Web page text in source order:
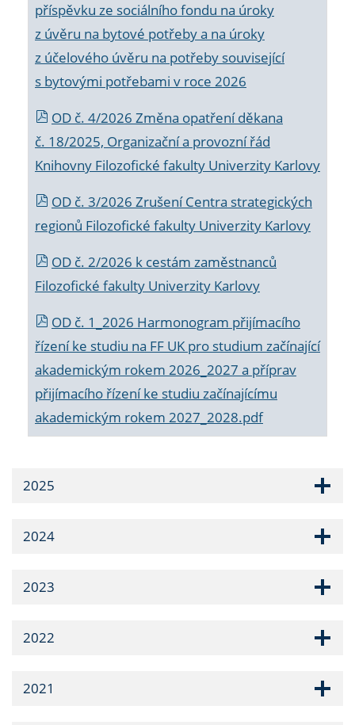
příspěvku ze sociálního fondu na úroky
z úvěru na bytové potřeby a na úroky
z účelového úvěru na potřeby související
s bytovými potřebami v roce 2026
OD č. 4/2026 Změna opatření děkana
č. 18/2025, Organizační a provozní řád
Knihovny Filozofické fakulty Univerzity Karlovy
OD č. 3/2026 Zrušení Centra strategických
regionů Filozofické fakulty Univerzity Karlovy
OD č. 2/2026 k cestám zaměstnanců
Filozofické fakulty Univerzity Karlovy
OD č. 1_2026 Harmonogram přijímacího
řízení ke studiu na FF UK pro studium začínající
akademickým rokem 2026_2027 a příprav
přijímacího řízení ke studiu začínajícímu
akademickým rokem 2027_2028.pdf
2025
2024
2023
2022
2021